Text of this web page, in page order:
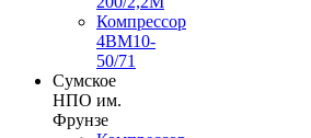
Компрессор
4ВМ10-
50/71
Сумское
НПО им.
Фрунзе